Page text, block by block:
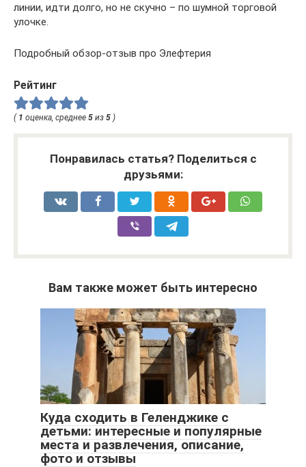
линии, идти долго, но не скучно – по шумной торговой
улочке.
Подробный обзор-отзыв про Элефтерия
Рейтинг
( 1 оценка, среднее 5 из 5 )
Понравилась статья? Поделиться с
друзьями:
Вам также может быть интересно
Куда сходить в Геленджике с
детьми: интересные и популярные
места и развлечения, описание,
фото и отзывы